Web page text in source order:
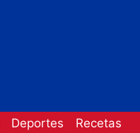
Deportes Recetas